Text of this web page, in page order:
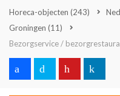
Horeca-objecten (243)
Groningen (11)
Bezorgservice /